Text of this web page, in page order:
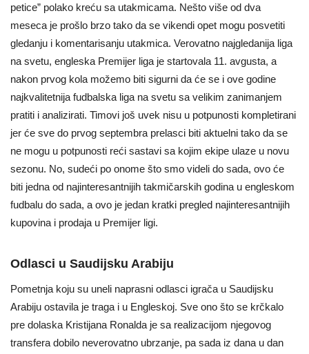
petice” polako kreću sa utakmicama. Nešto više od dva
meseca je prošlo brzo tako da se vikendi opet mogu posvetiti
gledanju i komentarisanju utakmica. Verovatno najgledanija liga
na svetu, engleska Premijer liga je startovala 11. avgusta, a
nakon prvog kola možemo biti sigurni da će se i ove godine
najkvalitetnija fudbalska liga na svetu sa velikim zanimanjem
pratiti i analizirati. Timovi još uvek nisu u potpunosti kompletirani
jer će sve do prvog septembra prelasci biti aktuelni tako da se
ne mogu u potpunosti reći sastavi sa kojim ekipe ulaze u novu
sezonu. No, sudeći po onome što smo videli do sada, ovo će
biti jedna od najinteresantnijih takmičarskih godina u engleskom
fudbalu do sada, a ovo je jedan kratki pregled najinteresantnijih
kupovina i prodaja u Premijer ligi.
Odlasci u Saudijsku Arabiju
Pometnja koju su uneli naprasni odlasci igrača u Saudijsku
Arabiju ostavila je traga i u Engleskoj. Sve ono što se krčkalo
pre dolaska Kristijana Ronalda je sa realizacijom njegovog
transfera dobilo neverovatno ubrzanje, pa sada iz dana u dan